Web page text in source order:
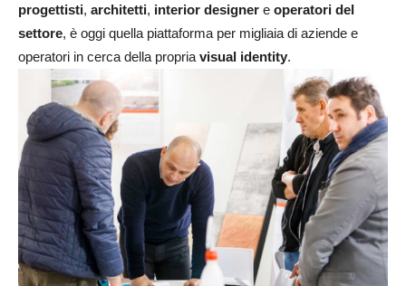
progettisti, architetti, interior designer e operatori del
settore, è oggi quella piattaforma per migliaia di aziende e
operatori in cerca della propria visual identity.